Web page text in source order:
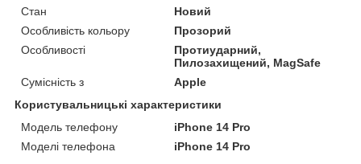
Стан
Новий
Особливість кольору
Прозорий
Особливості
Протиударний,
Пилозахищений, MagSafe
Сумісність з
Apple
Користувальницькі характеристики
Модель телефону
iPhone 14 Pro
Моделі телефона
iPhone 14 Pro